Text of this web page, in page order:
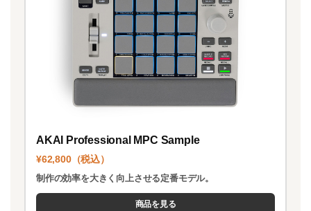
AKAI Professional MPC Sample
¥62,800（税込）
制作の効率を大きく向上させる定番モデル。
商品を見る